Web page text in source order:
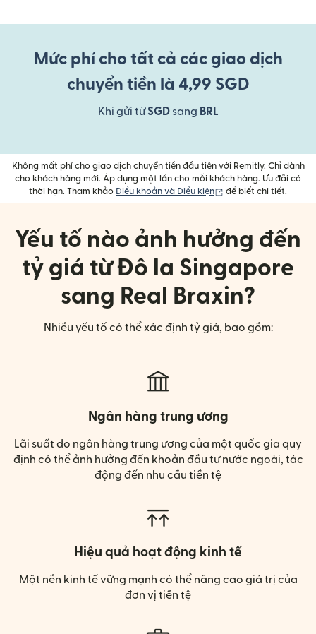
Mức phí cho tất cả các giao dịch
chuyển tiền là 4,99 SGD
Khi gửi từSGDsang BRL
Không mất phí cho giao dịch chuyển tiền đầu tiên với Remitly. Chỉ dành
cho khách hàng mới. Áp dụng một lần cho mỗi khách hàng. Ưu đãi có
thời hạn. Tham khảo Điều khoản và Điều kiện (mở trong cửa sổ mới)
để biết chi tiết.
Yếu tố nào ảnh hưởng đến
tỷ giá từ Đô la Singapore
sang Real Braxin?
Nhiều yếu tố có thể xác định tỷ giá, bao gồm:
Ngân hàng trung ương
Lãi suất do ngân hàng trung ương của một quốc gia quy
định có thể ảnh hưởng đến khoản đầu tư nước ngoài, tác
động đến nhu cầu tiền tệ
Hiệu quả hoạt động kinh tế
Một nền kinh tế vững mạnh có thể nâng cao giá trị của
đơn vị tiền tệ